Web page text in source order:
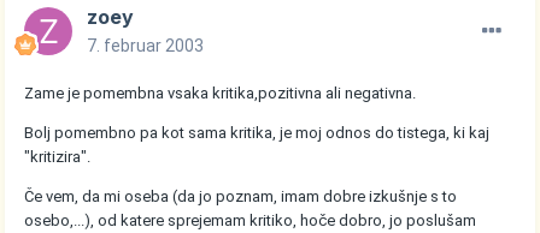
zoey
7. februar 2003
Zame je pomembna vsaka kritika,pozitivna ali negativna.
Bolj pomembno pa kot sama kritika, je moj odnos do tistega, ki kaj
"kritizira".
Če vem, da mi oseba (da jo poznam, imam dobre izkušnje s to
osebo,...), od katere sprejemam kritiko, hoče dobro, jo poslušam